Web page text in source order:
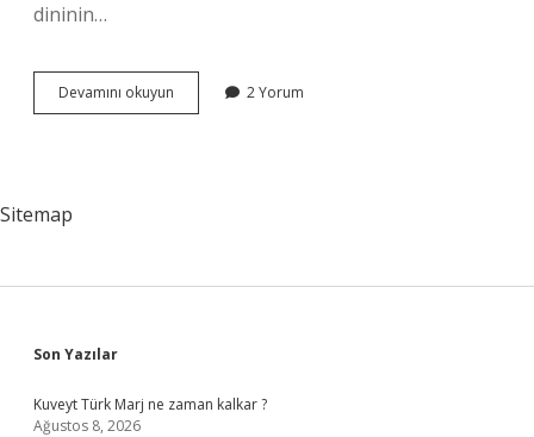
dininin…
Devamını okuyun
In
2 Yorum
Sitemap
Sidebar
Son Yazılar
Kuveyt Türk Marj ne zaman kalkar ?
Ağustos 8, 2026